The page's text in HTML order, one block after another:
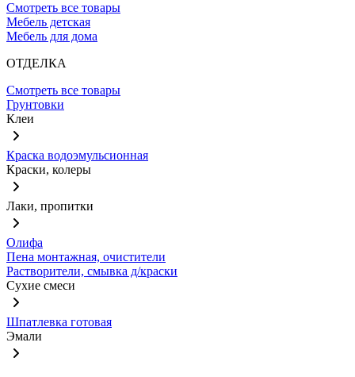
Смотреть все товары
Мебель детская
Мебель для дома
ОТДЕЛКА
Смотреть все товары
Грунтовки
Клеи
Краска водоэмульсионная
Краски, колеры
Лаки, пропитки
Олифа
Пена монтажная, очистители
Растворители, смывка д/краски
Сухие смеси
Шпатлевка готовая
Эмали